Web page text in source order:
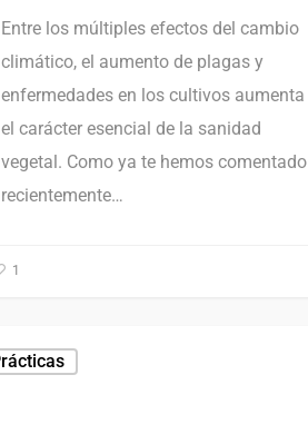
Entre los múltiples efectos del cambio
climático, el aumento de plagas y
enfermedades en los cultivos aumenta
el carácter esencial de la sanidad
vegetal. Como ya te hemos comentado
recientemente…
1